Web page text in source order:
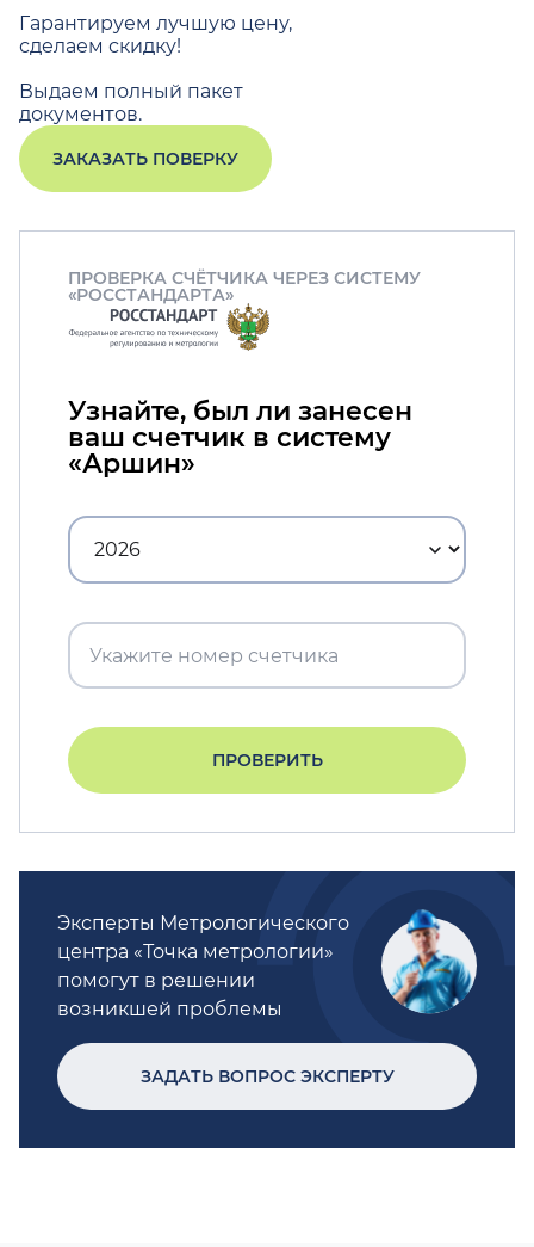
Гарантируем лучшую цену,
сделаем скидку!
Выдаем полный пакет
документов.
ЗАКАЗАТЬ ПОВЕРКУ
ПРОВЕРКА СЧЁТЧИКА ЧЕРЕЗ СИСТЕМУ
«РОССТАНДАРТА»
Узнайте, был ли занесен
ваш счетчик в систему
«Аршин»
ПРОВЕРИТЬ
Эксперты Метрологического
центра «Точка метрологии»
помогут в решении
возникшей проблемы
ЗАДАТЬ ВОПРОС ЭКСПЕРТУ